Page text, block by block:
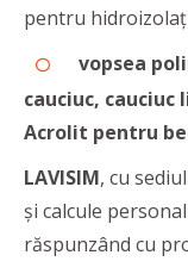
pentru
vopsea
cauciuc,
Acrolit pentru
LAVISIM, cu
și calcule
răspunzând cu